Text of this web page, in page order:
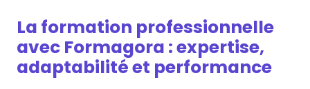
La formation professionnelle
avec Formagora : expertise,
adaptabilité et performance